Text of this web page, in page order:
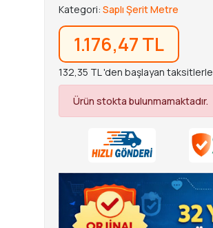
Kategori:Saplı Şerit Metre
1.176,47 TL
132,35 TL 'den başlayan taksitlerle
Ürün stokta bulunmamaktadır.